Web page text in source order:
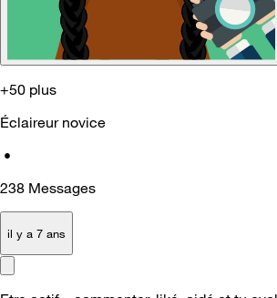
+50 plus
Éclaireur novice
•
238 Messages
il y a 7 ans